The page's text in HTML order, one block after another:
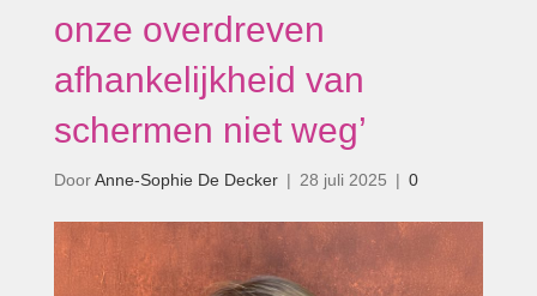
onze overdreven
afhankelijkheid van
schermen niet weg’
DoorAnne-Sophie De Decker | 28 juli 2025 | 0